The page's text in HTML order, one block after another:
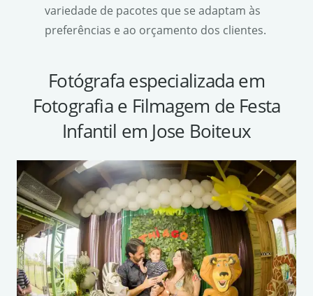
variedade de pacotes que se adaptam às
preferências e ao orçamento dos clientes.
Fotógrafa especializada em
Fotografia e Filmagem de Festa
Infantil em Jose Boiteux